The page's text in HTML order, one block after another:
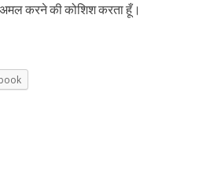
करने की कोशिश करता हूँ।